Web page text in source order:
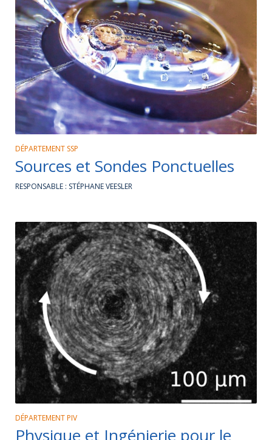
DÉPARTEMENT SSP
Sources et Sondes Ponctuelles
RESPONSABLE : STÉPHANE VEESLER
DÉPARTEMENT PIV
Physique et Ingénierie pour le